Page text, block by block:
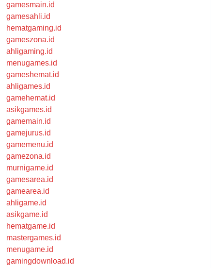
gamesmain.id
gamesahli.id
hematgaming.id
gameszona.id
ahligaming.id
menugames.id
gameshemat.id
ahligames.id
gamehemat.id
asikgames.id
gamemain.id
gamejurus.id
gamemenu.id
gamezona.id
murnigame.id
gamesarea.id
gamearea.id
ahligame.id
asikgame.id
hematgame.id
mastergames.id
menugame.id
gamingdownload.id